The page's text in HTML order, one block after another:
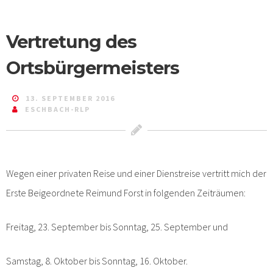
Vertretung des
Ortsbürgermeisters
13. SEPTEMBER 2016
ESCHBACH-RLP
Wegen einer privaten Reise und einer Dienstreise vertritt mich der
Erste Beigeordnete Reimund Forst in folgenden Zeiträumen:
Freitag, 23. September bis Sonntag, 25. September und
Samstag, 8. Oktober bis Sonntag, 16. Oktober.